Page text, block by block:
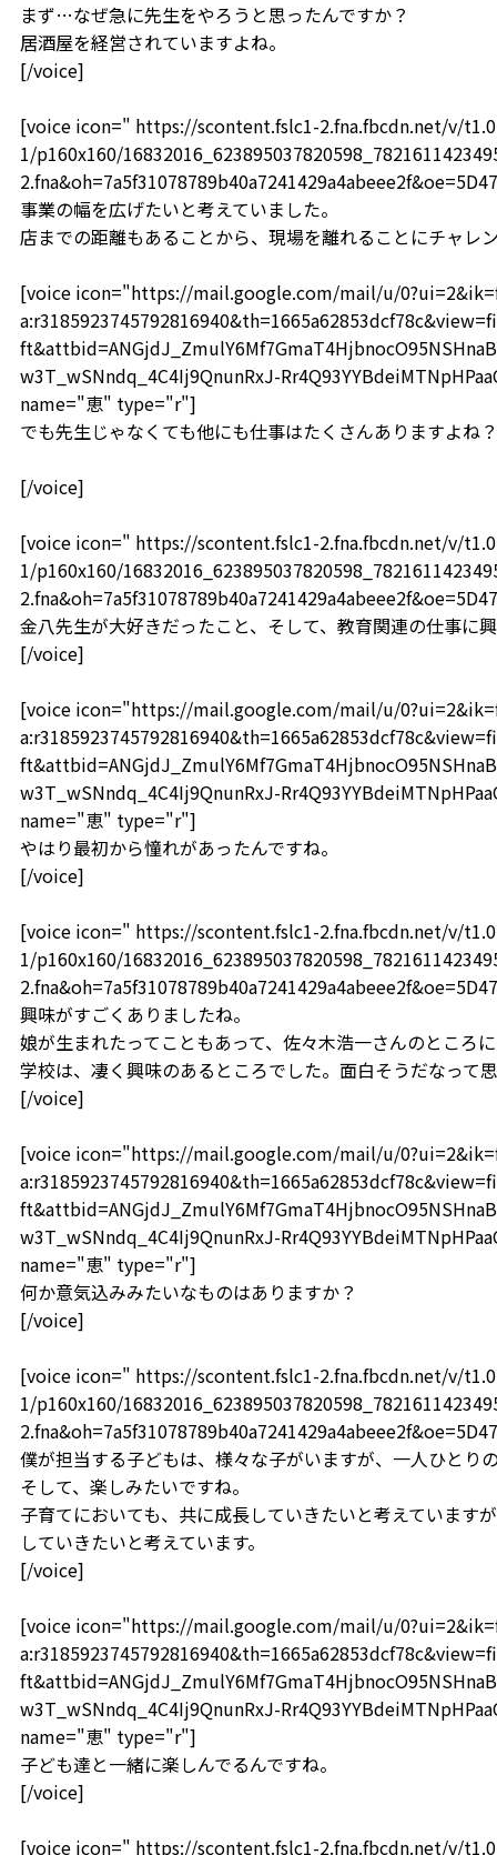
まず…なぜ急に先生をやろうと思ったんですか？
居酒屋を経営されていますよね。
[/voice]
[voice icon=" https://scontent.fslc1-2.fna.fbcdn.net/v/
1/p160x160/
事業の幅を広げたいと考えていました。
店までの距離もあることから、現場を離れることにチャ
[voice icon="https://mail.google.com/mail/u/
w3T_wSNndq_4C4Ij9QnunRxJ-
name="恵" type="r"]
でも先生じゃなくても他にも仕事はたくさんありますよね？
[/voice]
[voice icon=" https://scontent.fslc1-2.fna.fbcdn.net/v/
1/p160x160/
金八先生が大好きだったこと、そして、教育関連の仕事に
[/voice]
[voice icon="https://mail.google.com/mail/u/
w3T_wSNndq_4C4Ij9QnunRxJ-
name="恵" type="r"]
やはり最初から憧れがあったんですね。
[/voice]
[voice icon=" https://scontent.fslc1-2.fna.fbcdn.net/v/
1/p160x160/
興味がすごくありましたね。
娘が生まれたってこともあって、佐々木浩一さんのところ
学校は、凄く興味のあるところでした。面白そうだなって
[/voice]
[voice icon="https://mail.google.com/mail/u/
w3T_wSNndq_4C4Ij9QnunRxJ-
name="恵" type="r"]
何か意気込みみたいなものはありますか？
[/voice]
[voice icon=" https://scontent.fslc1-2.fna.fbcdn.net/v/
1/p160x160/
僕が担当する子どもは、様々な子がいますが、一人ひとり
そして、楽しみたいですね。
子育てにおいても、共に成長していきたいと考えています
していきたいと考えています。
[/voice]
[voice icon="https://mail.google.com/mail/u/
w3T_wSNndq_4C4Ij9QnunRxJ-
name="恵" type="r"]
子ども達と一緒に楽しんでるんですね。
[/voice]
[voice icon=" https://scontent.fslc1-2.fna.fbcdn.net/v/